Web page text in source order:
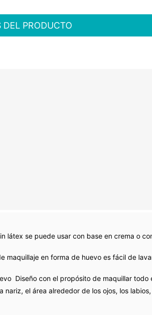
DEL PRODUCTO
látex se puede usar con base en crema o
maquillaje en forma de huevo es fácil de
Diseño con el propósito de maquillar
nariz, el área alrededor de los ojos, los